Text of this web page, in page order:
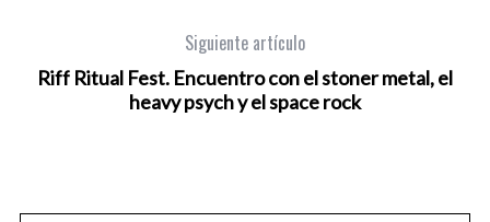
Siguiente artículo
Riff Ritual Fest. Encuentro con el stoner metal, el
heavy psych y el space rock